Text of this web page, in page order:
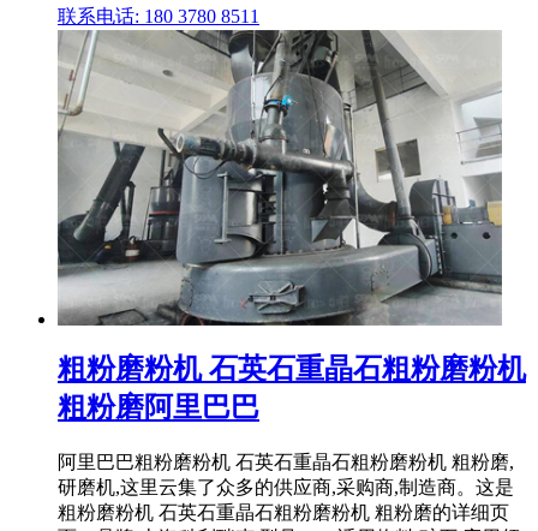
联系电话: 180 3780 8511
粗粉磨粉机 石英石重晶石粗粉磨粉机
粗粉磨阿里巴巴
阿里巴巴粗粉磨粉机 石英石重晶石粗粉磨粉机 粗粉磨,
研磨机,这里云集了众多的供应商,采购商,制造商。这是
粗粉磨粉机 石英石重晶石粗粉磨粉机 粗粉磨的详细页